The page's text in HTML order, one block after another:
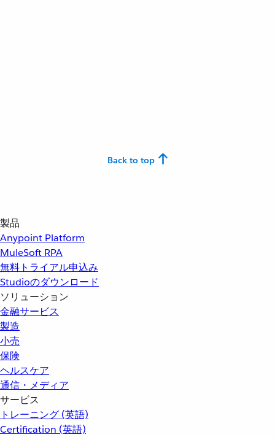
Back to top
製品
Anypoint Platform
MuleSoft RPA
無料トライアル申込み
Studioのダウンロード
ソリューション
金融サービス
製造
小売
保険
ヘルスケア
通信・メディア
サービス
トレーニング (英語)
Certification (英語)